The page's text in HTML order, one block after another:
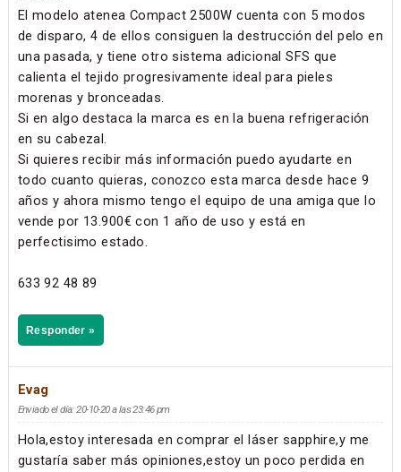
El modelo atenea Compact 2500W cuenta con 5 modos
de disparo, 4 de ellos consiguen la destrucción del pelo en
una pasada, y tiene otro sistema adicional SFS que
calienta el tejido progresivamente ideal para pieles
morenas y bronceadas.
Si en algo destaca la marca es en la buena refrigeración
en su cabezal.
Si quieres recibir más información puedo ayudarte en
todo cuanto quieras, conozco esta marca desde hace 9
años y ahora mismo tengo el equipo de una amiga que lo
vende por 13.900€ con 1 año de uso y está en
perfectisimo estado.
633 92 48 89
Responder »
Evag
Enviado el día: 20-10-20 a las 23:46 pm
Hola,estoy interesada en comprar el láser sapphire,y me
gustaría saber más opiniones,estoy un poco perdida en